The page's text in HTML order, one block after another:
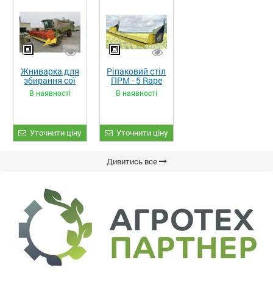
Жниварка для
збирання сої
та гороху
«ETTARO»
В наявності
Уточнити ціну
Ріпаковий стіл
ПРМ - 5 Rape
Fiore
В наявності
Уточнити ціну
Дивитись все